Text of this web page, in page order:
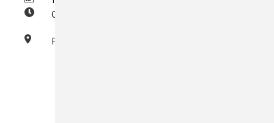
09:00–10:30
Familienzentrum